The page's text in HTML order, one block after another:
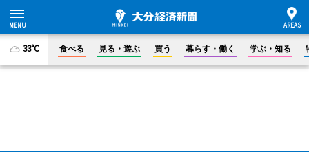
33°C 食べる 見る・遊ぶ 買う 暮らす・働く 学ぶ・知る